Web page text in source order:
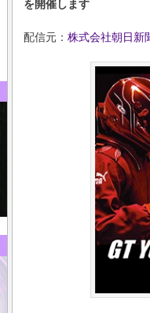
配信元： 株式会社朝日新